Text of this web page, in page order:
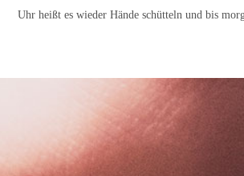
Uhr heißt es wieder Hände schütteln und bis